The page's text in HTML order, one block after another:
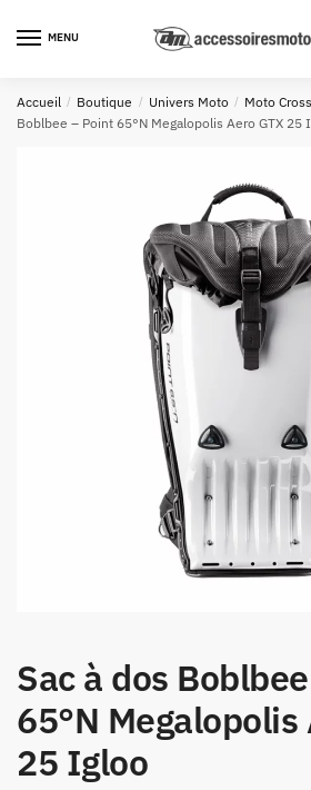
navigation
au
MENU
Accueil / Boutique / Univers Moto / Moto
Boblbee – Point 65°N Megalopolis Aero GTX 25
Sac à dos
65°N Megalopolis
25 Igloo